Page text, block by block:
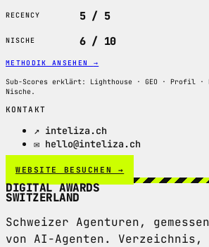
RECENCY 5 / 5
NISCHE 6 / 10
METHODIK ANSEHEN →
Sub-Scores erklärt: Lighthouse · GEO · Profil ·
Nische.
KONTAKT
↗ inteliza.ch
✉ hello@inteliza.ch
WEBSITE BESUCHEN →
DIGITAL AWARDS
SWITZERLAND
Schweizer Agenturen,
von AI-Agenten. Verzeichnis,